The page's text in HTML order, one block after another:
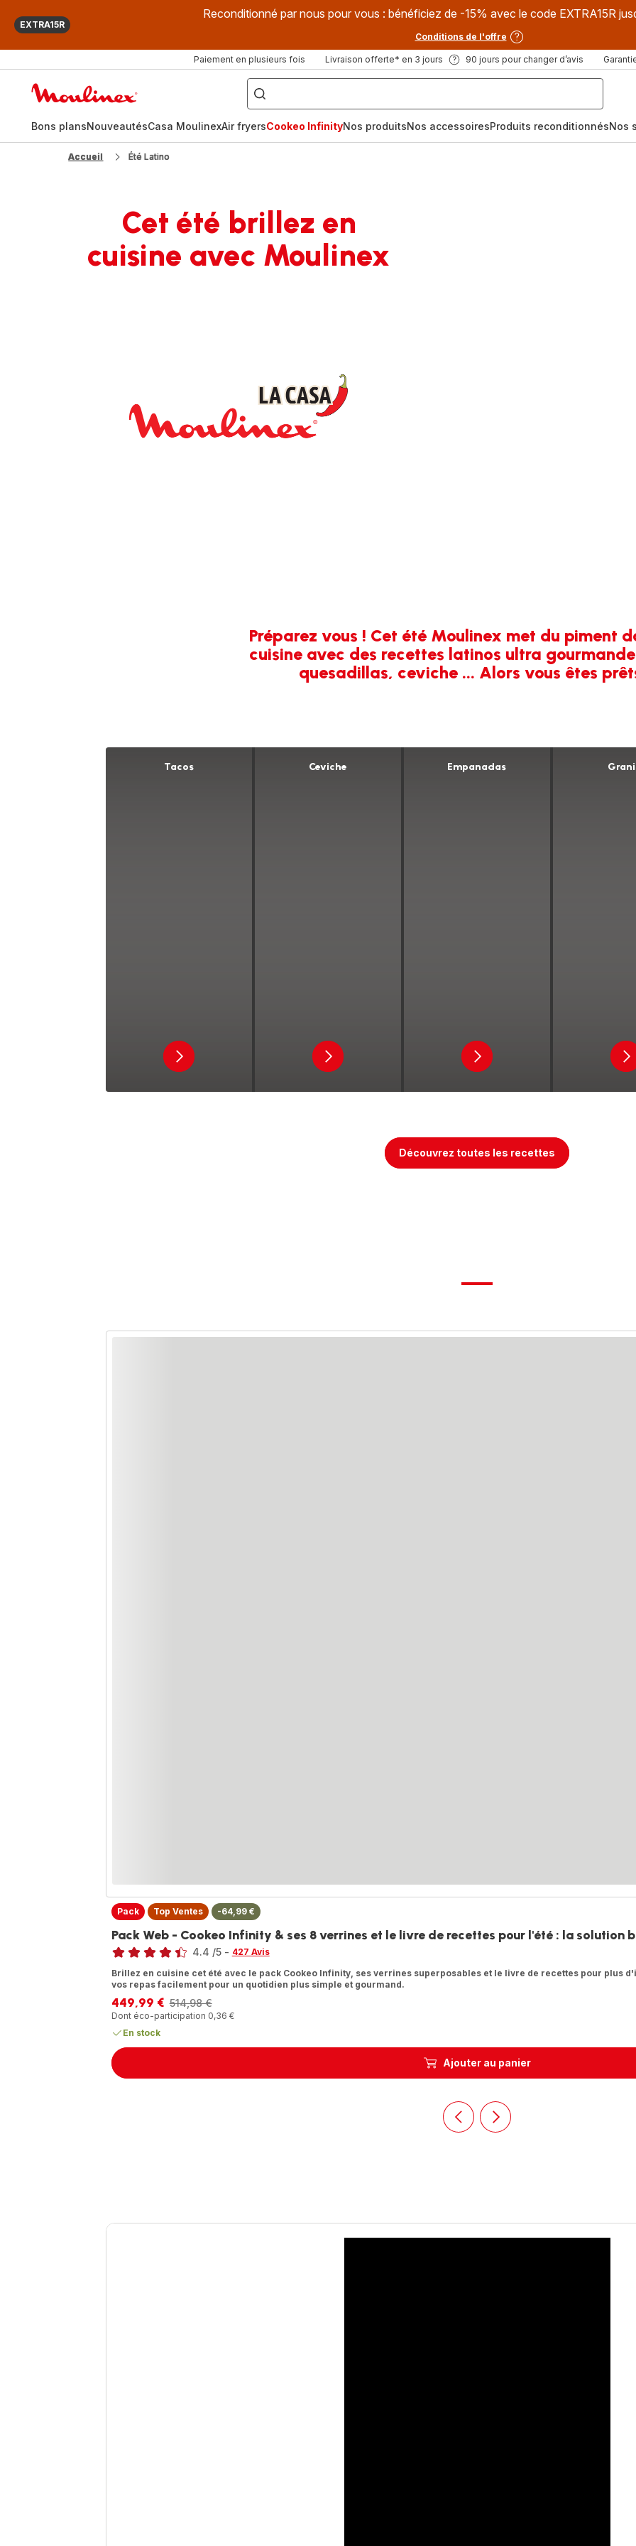
EXTRA15R
Reconditionné par nous pour vous : bénéficiez de -15% avec le code EXTRA15R
Conditions de l'offre
Paiement en plusieurs fois Livraison offerte* en 3 jours 90 jours pour changer d’avis
["Que
recherchez-
vous
?",
fryer",
"Companion"]
Bons plansNouveautésCasa MoulinexAir fryersCookeo InfinityNos produitsNos accessoiresProduits reconditionnésNos
Accueil Été Latino
Cet été brillez en
cuisine avec Moulinex
Préparez vous ! Cet été Moulinex met du piment
cuisine avec des recettes latinos ultra
quesadillas, ceviche ... Alors vous êtes
Tacos
Ouvrir
-
Tacos
Ceviche
Ouvrir
-
Ceviche
Empanadas
Ouvrir
-
Empanadas
-
Découvrez toutes les recettes
Ajouter au panier
Pack Top Ventes -64,99 €
Pack Web - Cookeo Infinity & ses 8 verrines et le livre de recettes pour l'été : la
Note
4.4 /5 - 427 Avis
Brillez en cuisine cet été avec le pack Cookeo Infinity, ses verrines superposables et le livre de recettes pour plus
vos repas facilement pour un quotidien plus simple et gourmand.
Prix
avec
réduction
449,99 €
Prix
initial
514,98 €
Dont éco-participation 0,36 €
En stock
PrécédentSuivant